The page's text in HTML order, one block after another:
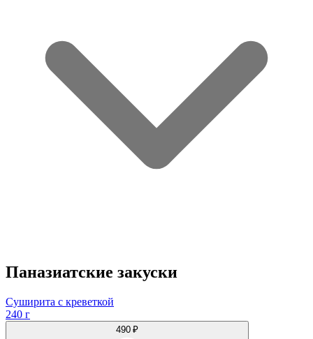
Паназиатские закуски
Суширита с креветкой
240 г
490 ₽